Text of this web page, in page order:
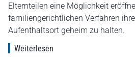
Elternteilen eine Möglichkeit
familiengerichtlichen Verfahren
Aufenthaltsort geheim zu halten.
Weiterlesen